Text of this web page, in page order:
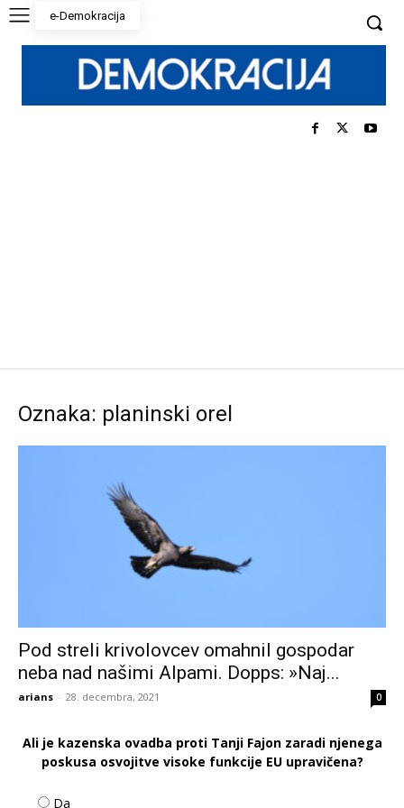
e-Demokracija
Oznaka: planinski orel
Pod streli krivolovcev omahnil gospodar
neba nad našimi Alpami. Dopps: »Naj...
arians - 28. decembra, 2021 0
Ali je kazenska ovadba proti Tanji Fajon zaradi njenega
poskusa osvojitve visoke funkcije EU upravičena?
Da